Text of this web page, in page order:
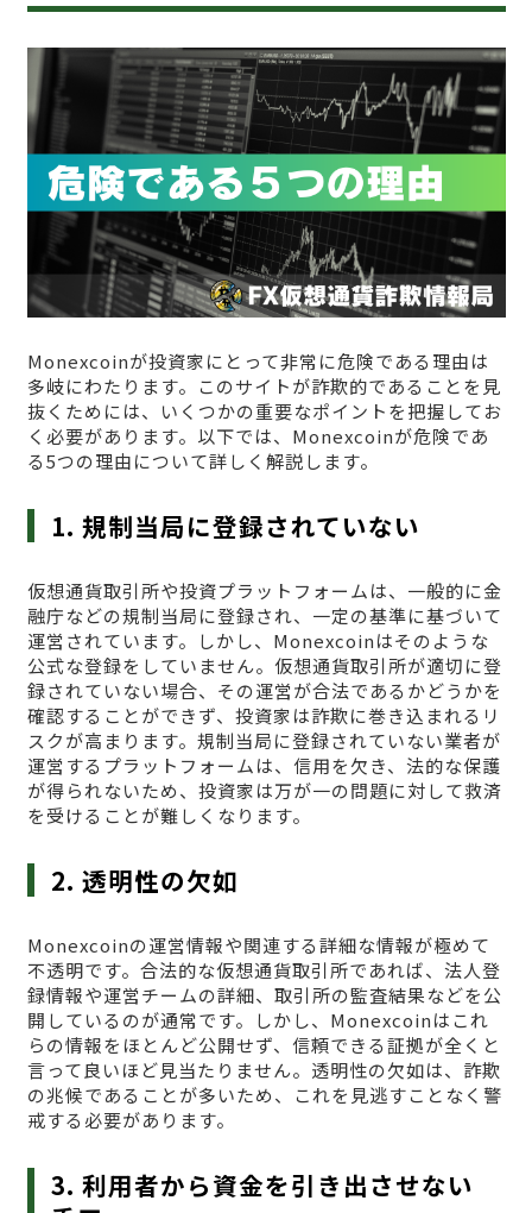
Monexcoinが投資家にとって非常に危険である理由は
多岐にわたります。このサイトが詐欺的であることを見
抜くためには、いくつかの重要なポイントを把握してお
く必要があります。以下では、Monexcoinが危険であ
る5つの理由について詳しく解説します。
1. 規制当局に登録されていない
仮想通貨取引所や投資プラットフォームは、一般的に金
融庁などの規制当局に登録され、一定の基準に基づいて
運営されています。しかし、Monexcoinはそのような
公式な登録をしていません。仮想通貨取引所が適切に登
録されていない場合、その運営が合法であるかどうかを
確認することができず、投資家は詐欺に巻き込まれるリ
スクが高まります。規制当局に登録されていない業者が
運営するプラットフォームは、信用を欠き、法的な保護
が得られないため、投資家は万が一の問題に対して救済
を受けることが難しくなります。
2. 透明性の欠如
Monexcoinの運営情報や関連する詳細な情報が極めて
不透明です。合法的な仮想通貨取引所であれば、法人登
録情報や運営チームの詳細、取引所の監査結果などを公
開しているのが通常です。しかし、Monexcoinはこれ
らの情報をほとんど公開せず、信頼できる証拠が全くと
言って良いほど見当たりません。透明性の欠如は、詐欺
の兆候であることが多いため、これを見逃すことなく警
戒する必要があります。
3. 利用者から資金を引き出させない